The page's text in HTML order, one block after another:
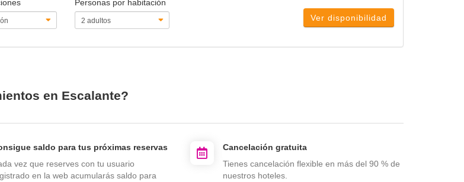
Personas por habitación
Ver disponibilidad
en Escalante?
saldo para tus próximas reservas
vez que reserves con tu usuario
en la web acumularás saldo para
Cancelación gratuita
Tienes cancelación flexible en más del 90 % de
nuestros hoteles.